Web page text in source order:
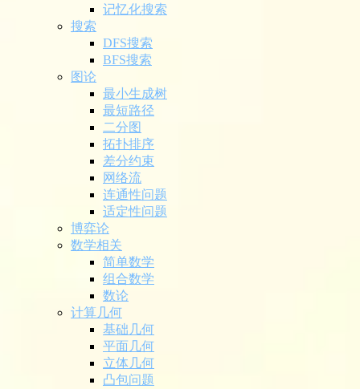
记忆化搜索
搜索
DFS搜索
BFS搜索
图论
最小生成树
最短路径
二分图
拓扑排序
差分约束
网络流
连通性问题
适定性问题
博弈论
数学相关
简单数学
组合数学
数论
计算几何
基础几何
平面几何
立体几何
凸包问题